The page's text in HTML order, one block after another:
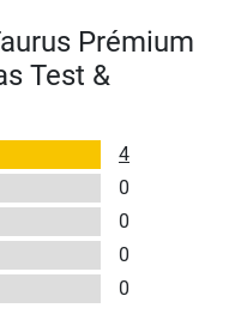
Prémium
Test &
4
0
0
0
0